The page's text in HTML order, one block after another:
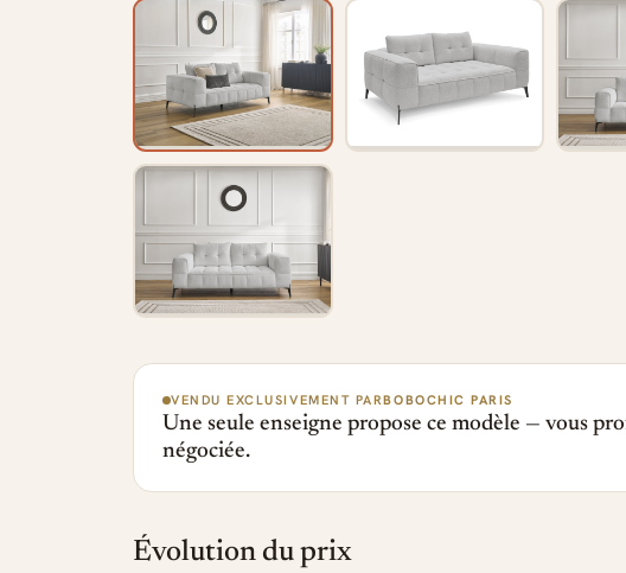
VENDU EXCLUSIVEMENT PARBOBOCHIC PARIS
Une seule enseigne propose ce modèle — vous
négociée.
Évolution du prix